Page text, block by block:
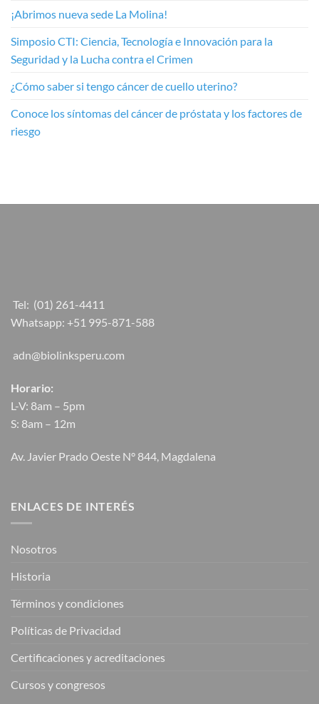
¡Abrimos nueva sede La Molina!
Simposio CTI: Ciencia, Tecnología e Innovación para la
Seguridad y la Lucha contra el Crimen
¿Cómo saber si tengo cáncer de cuello uterino?
Conoce los síntomas del cáncer de próstata y los factores de
riesgo
Tel: (01) 261-4411
Whatsapp: +51 995-871-588
adn@biolinksperu.com
Horario:
L-V: 8am – 5pm
S: 8am – 12m
Av. Javier Prado Oeste N° 844, Magdalena
ENLACES DE INTERÉS
Nosotros
Historia
Términos y condiciones
Políticas de Privacidad
Certificaciones y acreditaciones
Cursos y congresos